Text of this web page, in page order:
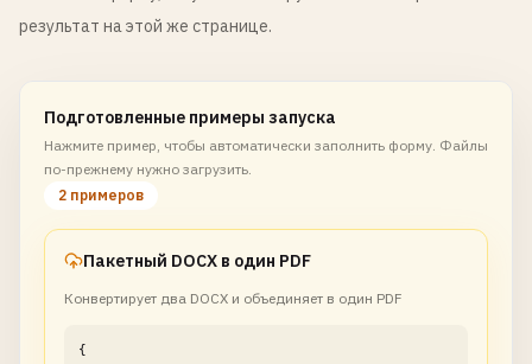
результат на этой же странице.
Подготовленные примеры запуска
Нажмите пример, чтобы автоматически заполнить форму. Файлы
по-прежнему нужно загрузить.
2 примеров
Пакетный DOCX в один PDF
Конвертирует два DOCX и объединяет в один PDF
{